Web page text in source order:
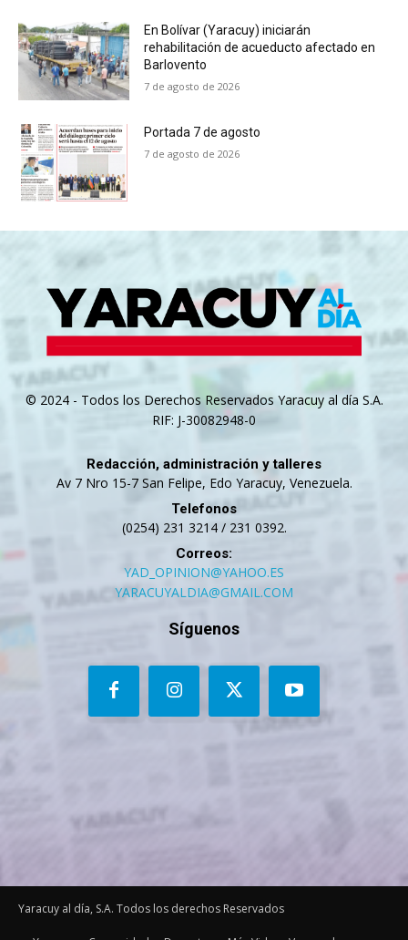
En Bolívar (Yaracuy) iniciarán
rehabilitación de acueducto afectado en
Barlovento
7 de agosto de 2026
Portada 7 de agosto
7 de agosto de 2026
© 2024 - Todos los Derechos Reservados Yaracuy al día S.A.
RIF: J-30082948-0
Redacción, administración y talleres
Av 7 Nro 15-7 San Felipe, Edo Yaracuy, Venezuela.
Telefonos
(0254) 231 3214 / 231 0392.
Correos:
YAD_OPINION@YAHOO.ES
YARACUYALDIA@GMAIL.COM
Síguenos
Yaracuy al día, S.A. Todos los derechos Reservados